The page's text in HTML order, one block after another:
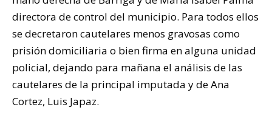
directora de control del municipio. Para todos ellos
se decretaron cautelares menos gravosas como
prisión domiciliaria o bien firma en alguna unidad
policial, dejando para mañana el análisis de las
cautelares de la principal imputada y de Ana
Cortez, Luis Japaz.